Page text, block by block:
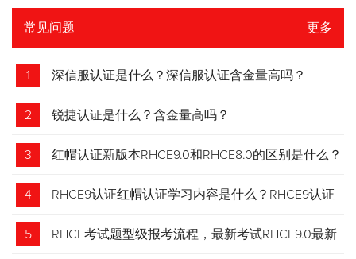
常见问题 更多
1 深信服认证是什么？深信服认证含金量高吗？
2 锐捷认证是什么？含金量高吗？
3 红帽认证新版本RHCE9.0和RHCE8.0的区别是什么？
4 RHCE9认证红帽认证学习内容是什么？RHCE9认证
介绍
5 RHCE考试题型级报考流程，最新考试RHCE9.0最新